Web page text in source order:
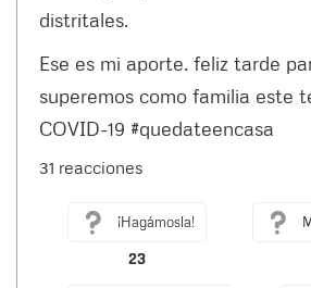
distritales.
Ese es mi aporte. feliz tarde
superemos como familia este
COVID-19 #quedateencasa
31 reacciones
¡Hagámosla!
23